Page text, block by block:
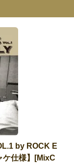
by ROCK E
ケ仕様】[MixC